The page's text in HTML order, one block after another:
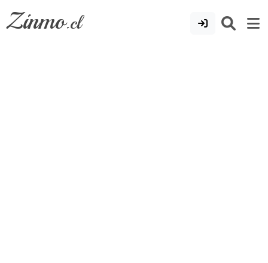
Zinmo.cl